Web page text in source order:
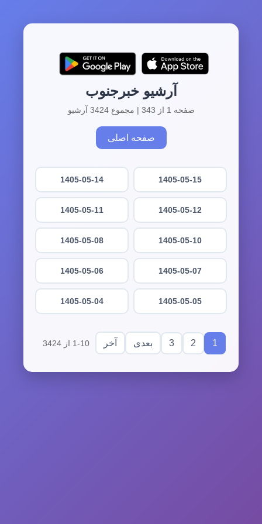
آرشیو خبرجنوب
صفحه 1 از 343 | مجموع 3424 آرشیو
صفحه اصلی
1405-05-15
1405-05-14
1405-05-12
1405-05-11
1405-05-10
1405-05-08
1405-05-07
1405-05-06
1405-05-05
1405-05-04
1
2
3 بعدی آخر 1-10 از 3424